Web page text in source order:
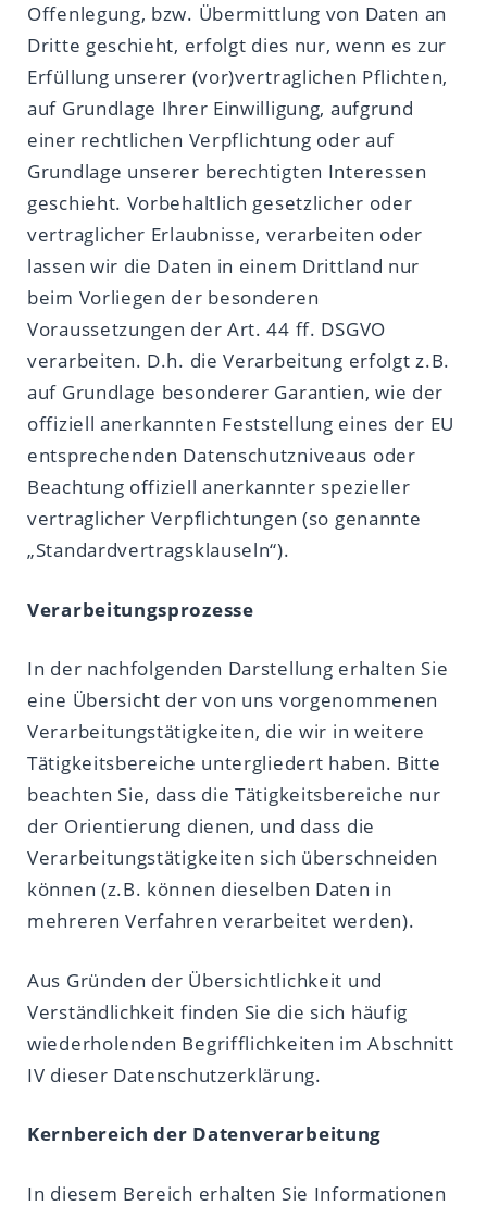
Offenlegung, bzw. Übermittlung von Daten an
Dritte geschieht, erfolgt dies nur, wenn es zur
Erfüllung unserer (vor)vertraglichen Pflichten,
auf Grundlage Ihrer Einwilligung, aufgrund
einer rechtlichen Verpflichtung oder auf
Grundlage unserer berechtigten Interessen
geschieht. Vorbehaltlich gesetzlicher oder
vertraglicher Erlaubnisse, verarbeiten oder
lassen wir die Daten in einem Drittland nur
beim Vorliegen der besonderen
Voraussetzungen der Art. 44 ff. DSGVO
verarbeiten. D.h. die Verarbeitung erfolgt z.B.
auf Grundlage besonderer Garantien, wie der
offiziell anerkannten Feststellung eines der EU
entsprechenden Datenschutzniveaus oder
Beachtung offiziell anerkannter spezieller
vertraglicher Verpflichtungen (so genannte
„Standardvertragsklauseln“).
Verarbeitungsprozesse
In der nachfolgenden Darstellung erhalten Sie
eine Übersicht der von uns vorgenommenen
Verarbeitungstätigkeiten, die wir in weitere
Tätigkeitsbereiche untergliedert haben. Bitte
beachten Sie, dass die Tätigkeitsbereiche nur
der Orientierung dienen, und dass die
Verarbeitungstätigkeiten sich überschneiden
können (z.B. können dieselben Daten in
mehreren Verfahren verarbeitet werden).
Aus Gründen der Übersichtlichkeit und
Verständlichkeit finden Sie die sich häufig
wiederholenden Begrifflichkeiten im Abschnitt
IV dieser Datenschutzerklärung.
Kernbereich der Datenverarbeitung
In diesem Bereich erhalten Sie Informationen